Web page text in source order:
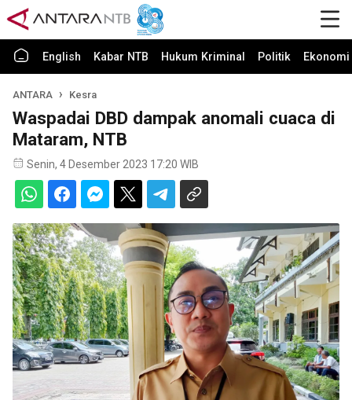
English Kabar NTB Hukum Kriminal Politik
ANTARA Kesra
Waspadai DBD dampak anomali cuaca di
Mataram, NTB
Senin, 4 Desember 2023 17:20 WIB